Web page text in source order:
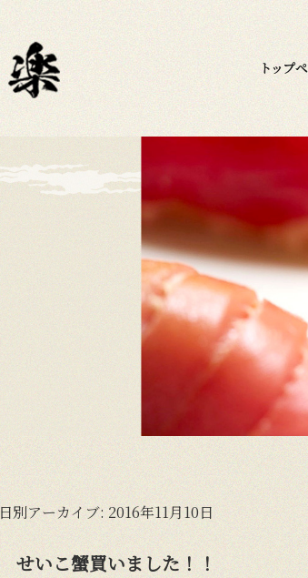
日別アーカイブ: 2016年11月10日
せいこ蟹買いました！！